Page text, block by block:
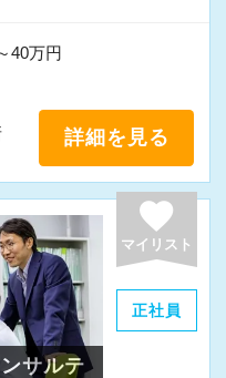
を身につけなが
待ちしています！
力しながら気持ち
にしています。
ですが、それ以上
気持ちを持ち、誠
緒に働きたいと考
40万円
詳細を見る
favorite
マイリスト
正社員
サルテ